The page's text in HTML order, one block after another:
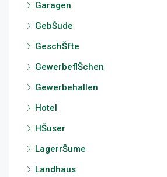
Garagen
GebŠude
GeschŠfte
GewerbeflŠchen
Gewerbehallen
Hotel
HŠuser
LagerrŠume
Landhaus